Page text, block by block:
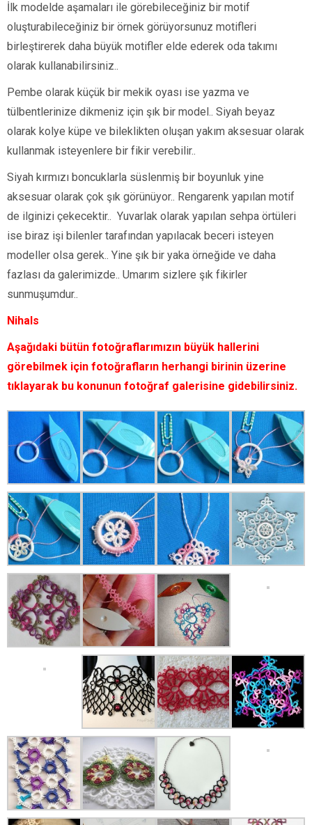
İlk modelde aşamaları ile görebileceğiniz bir motif
oluşturabileceğiniz bir örnek görüyorsunuz motifleri
birleştirerek daha büyük motifler elde ederek oda takımı
olarak kullanabilirsiniz..
Pembe olarak küçük bir mekik oyası ise yazma ve
tülbentlerinize dikmeniz için şık bir model.. Siyah beyaz
olarak kolye küpe ve bileklikten oluşan yakım aksesuar olarak
kullanmak isteyenlere bir fikir verebilir..
Siyah kırmızı boncuklarla süslenmiş bir boyunluk yine
aksesuar olarak çok şık görünüyor.. Rengarenk yapılan motif
de ilginizi çekecektir.. Yuvarlak olarak yapılan sehpa örtüleri
ise biraz işi bilenler tarafından yapılacak beceri isteyen
modeller olsa gerek.. Yine şık bir yaka örneğide ve daha
fazlası da galerimizde.. Umarım sizlere şık fikirler
sunmuşumdur..
Nihals
Aşağıdaki bütün fotoğraflarımızın büyük hallerini
görebilmek için fotoğrafların herhangi birinin üzerine
tıklayarak bu konunun fotoğraf galerisine gidebilirsiniz.